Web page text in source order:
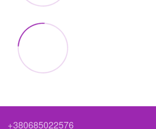
+380685022576